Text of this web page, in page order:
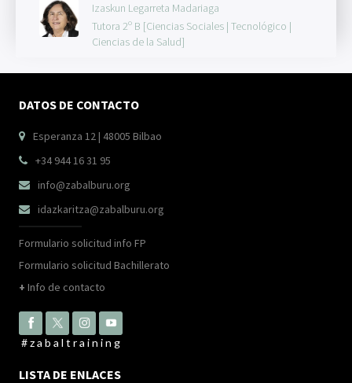
Izaskun Legarreta Madariaga
Tutora 2º B [Ciencias Sociales | Tecnológico |
Ciencias de la Salud]
DATOS DE CONTACTO
 Esperanza 12 | 48005 Bilbao
 +34 944 16 31 95
 info@zabalburu.org
 idazkaritza@zabalburu.org
Formulario solicitud info FP
Formulario solicitud Bachillerato
+ Info de contacto
#zabaltraining
LISTA DE ENLACES